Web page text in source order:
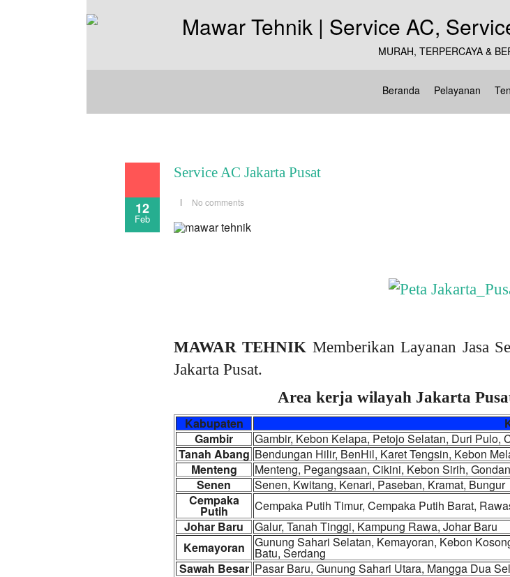
MURAH, TERPERCAYA &
Beranda Pelayanan
12
Feb
Service AC Jakarta Pusat
No comments
MAWAR TEHNIK Memberikan Layanan Jasa
Jakarta Pusat.
Area kerja wilayah Jakarta
Kabupaten
Gambir
Gambir, Kebon Kelapa, Petojo Selatan, Duri Pulo,
Tanah Abang Bendungan Hilir, BenHil, Karet Tengsin, Kebon
Menteng
Menteng, Pegangsaan, Cikini, Kebon Sirih,
Senen
Senen, Kwitang, Kenari, Paseban, Kramat, Bungur
Cempaka
Putih
Cempaka Putih Timur, Cempaka Putih Barat,
Johar Baru
Galur, Tanah Tinggi, Kampung Rawa, Johar Baru
Kemayoran
Gunung Sahari Selatan, Kemayoran, Kebon
Batu, Serdang
Sawah Besar Pasar Baru, Gunung Sahari Utara, Mangga Dua